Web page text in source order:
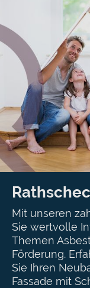
Mit unseren
Sie wertvolle
Themen
Förderung.
Sie Ihren
Fassade mit